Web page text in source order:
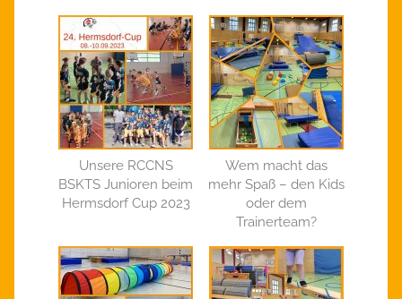
Unsere RCCNS
BSKTS Junioren beim
Hermsdorf Cup 2023
Wem macht das
mehr Spaß – den Kids
oder dem
Trainerteam?